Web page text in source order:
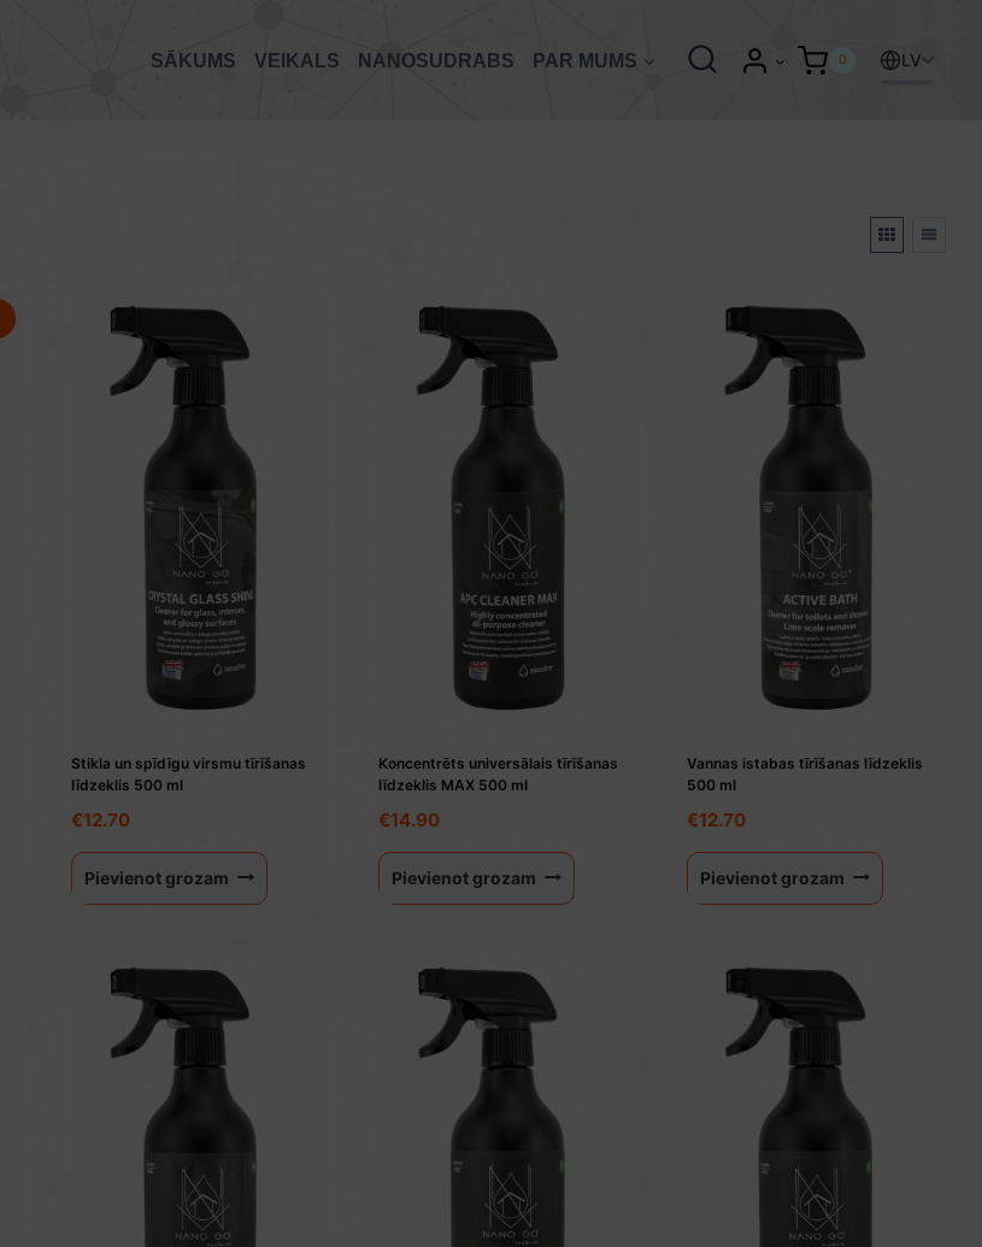
SĀKUMS VEIKALS NANOSUDRABS PAR MUMS 0 LV
Stikla un spīdīgu virsmu tīrīšanas
līdzeklis 500 ml
€12.70
Pievienot grozam
Koncentrēts universālais tīrīšanas
līdzeklis MAX 500 ml
€14.90
Pievienot grozam
Vannas istabas tīrīšanas līdzeklis
500 ml
€12.70
Pievienot grozam